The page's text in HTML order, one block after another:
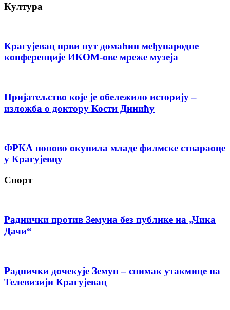
Култура
Крагујевац први пут домаћин међународне
конференције ИКОМ-ове мреже музеја
Пријатељство које је обележило историју –
изложба о доктору Кости Динићу
ФРКА поново окупила младе филмске ствараоце
у Крагујевцу
Спорт
Раднички против Земуна без публике на „Чика
Дачи“
Раднички дочекује Земун – снимак утакмице на
Телевизији Крагујевац